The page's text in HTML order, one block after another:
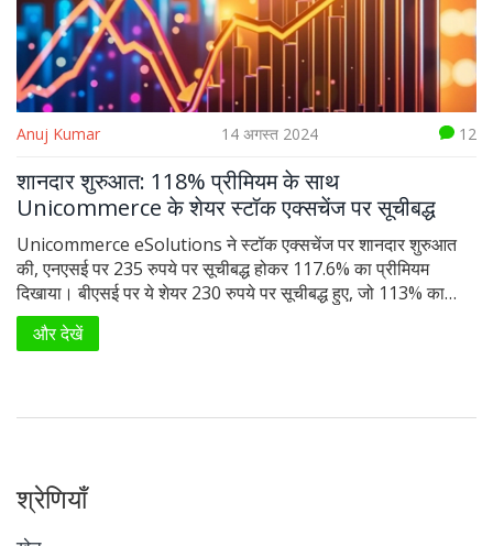
Anuj Kumar 14 अगस्त 2024 12
शानदार शुरुआत: 118% प्रीमियम के साथ
Unicommerce के शेयर स्टॉक एक्सचेंज पर सूचीबद्ध
Unicommerce eSolutions ने स्टॉक एक्सचेंज पर शानदार शुरुआत
की, एनएसई पर 235 रुपये पर सूचीबद्ध होकर 117.6% का प्रीमियम
दिखाया। बीएसई पर ये शेयर 230 रुपये पर सूचीबद्ध हुए, जो 113% का
प्रीमियम है। मजबूत ग्रे मार्केट प्रीमियम और आईपीओ की भारी
सब्सक्रिप्शन के कारण यह प्रदर्शन अपेक्षित था।
और देखें
श्रेणियाँ